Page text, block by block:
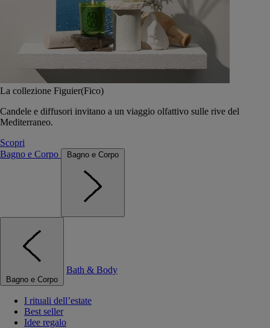
La collezione Figuier(Fico)
Candele e diffusori invitano a un viaggio olfattivo sulle rive del
Mediterraneo.
Scopri
Bagno e Corpo
Bagno e Corpo
Bagno e Corpo
Bath & Body
I rituali dell’estate
Best seller
Idee regalo